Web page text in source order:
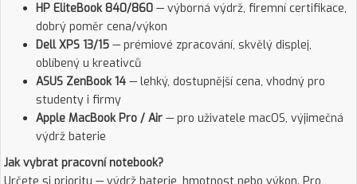
HP EliteBook 840/860 — výborná výdrž, firemní certifikace,
dobrý poměr cena/výkon
Dell XPS 13/15 — prémiové zpracování, skvělý displej,
oblíbený u kreativců
ASUS ZenBook 14 — lehký, dostupnější cena, vhodný pro
studenty i firmy
Apple MacBook Pro / Air — pro uživatele macOS, výjimečná
výdrž baterie
Jak vybrat pracovní notebook?